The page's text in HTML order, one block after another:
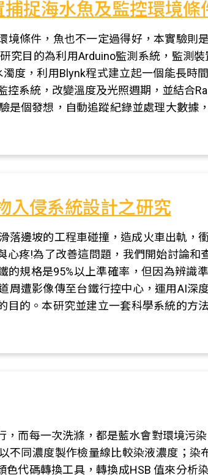
捉海水魚及監控環境條
條件，魚也不一定過得好，本實驗則
究目的為利用Arduino監測系統，監測
度，利用Blynk程式建立起一個能長時
系統，改變溫度及光照週期，並結合
是個發想，自動追蹤紀錄並處理大數據
入侵系統設計之研究
落邊坡的工程車碰撞，造成火車出軌，
疼!為了改善這問題，我們開始討論和
的規格是95%以上準確率，但因為辨識
周遭影像傳至台鐵行控中心，運用AI深
的。本研究並建立一套科學系統的方
而每一次洗滌，都是藍水會對環境污
同濃度製作檢量線比較染液濃度；染
代碼轉換工具，轉換成HSB 值來分析